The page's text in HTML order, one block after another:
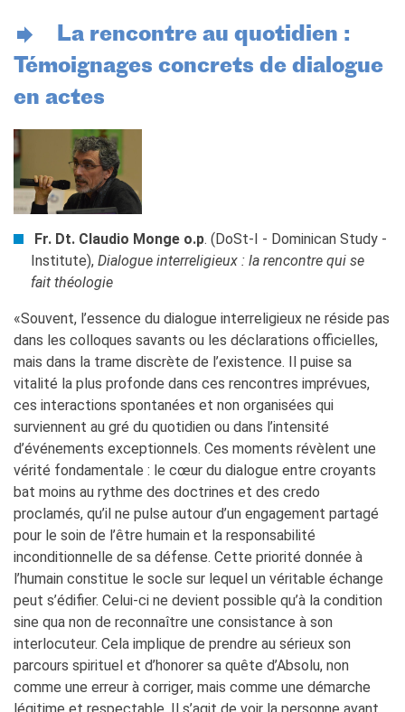
La rencontre au quotidien :
Témoignages concrets de dialogue
en actes
Fr. Dt. Claudio Monge o.p. (DoSt-I - Dominican Study -
Institute), Dialogue interreligieux : la rencontre qui se
fait théologie
«Souvent, l’essence du dialogue interreligieux ne réside pas
dans les colloques savants ou les déclarations officielles,
mais dans la trame discrète de l’existence. Il puise sa
vitalité la plus profonde dans ces rencontres imprévues,
ces interactions spontanées et non organisées qui
surviennent au gré du quotidien ou dans l’intensité
d’événements exceptionnels. Ces moments révèlent une
vérité fondamentale : le cœur du dialogue entre croyants
bat moins au rythme des doctrines et des credo
proclamés, qu’il ne pulse autour d’un engagement partagé
pour le soin de l’être humain et la responsabilité
inconditionnelle de sa défense. Cette priorité donnée à
l’humain constitue le socle sur lequel un véritable échange
peut s’édifier. Celui-ci ne devient possible qu’à la condition
sine qua non de reconnaître une consistance à son
interlocuteur. Cela implique de prendre au sérieux son
parcours spirituel et d’honorer sa quête d’Absolu, non
comme une erreur à corriger, mais comme une démarche